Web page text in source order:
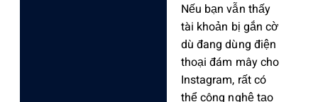
Nếu bạn vẫn thấy
tài khoản bị gắn cờ
dù đang dùng điện
thoại đám mây cho
Instagram, rất có
thể công nghệ tạo